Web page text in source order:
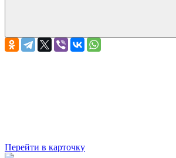
Перейти в карточку